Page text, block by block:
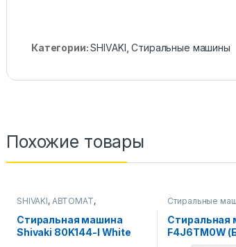
Категории:SHIVAKI ,Стиральные машины
Похожие товары
SHIVAKI, АВТОМАТ,
Стиральная машина
Shivaki 80K144-I White
Стиральные
Стиральная
F4J6TM0W